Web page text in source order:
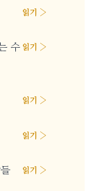
읽기 ›
수 읽기 ›
읽기 ›
읽기 ›
읽기 ›